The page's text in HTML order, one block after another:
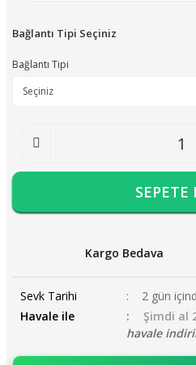
Bağlantı Tipi Seçiniz
Bağlantı Tipi
SEPETE
Kargo Bedava
Sevk Tarihi
2 gün
Havale ile
Şimdi al
havale